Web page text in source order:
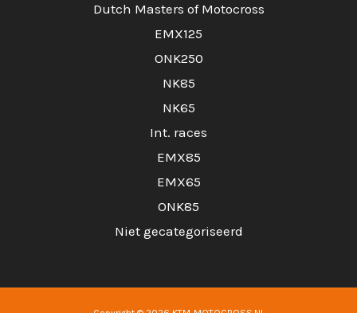
Dutch Masters of Motocross
EMX125
ONK250
NK85
NK65
Int. races
EMX85
EMX65
ONK85
Niet gecategoriseerd